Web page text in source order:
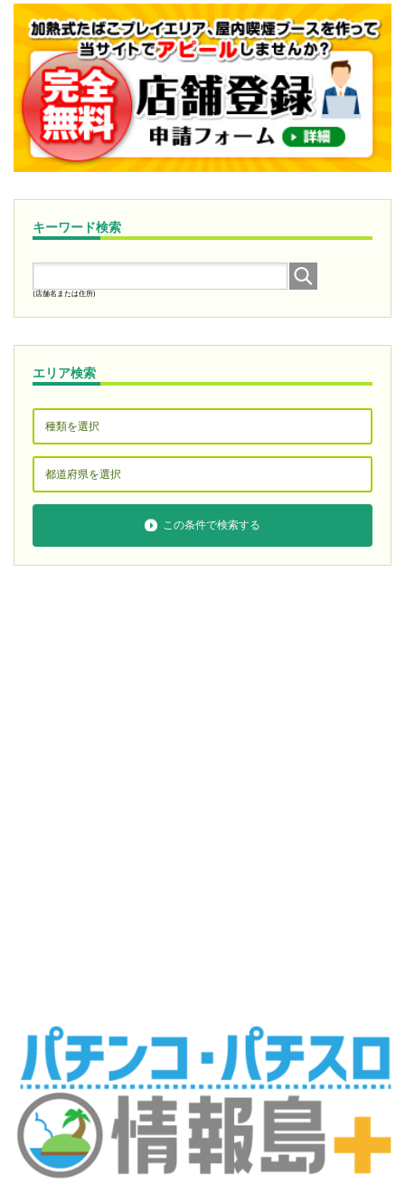
キーワード検索
(店舗名または住所)
エリア検索
この条件で検索する